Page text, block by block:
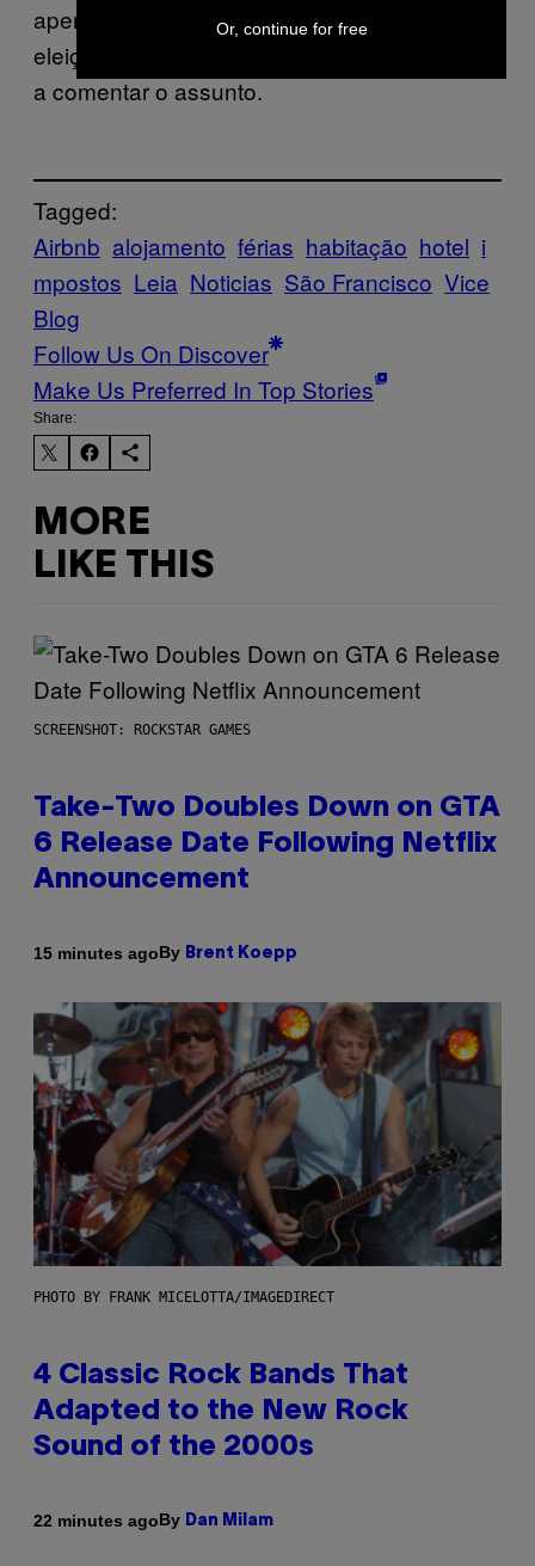
apenas umas semanas antes de uma
eleição tão importante, a empresa negou-se
a comentar o assunto.
Tagged:
Airbnb alojamento férias habitação hotel i
mpostos Leia Noticias São Francisco Vice
Blog
Follow Us On Discover
Make Us Preferred In Top Stories
Share:
MORE
LIKE THIS
SCREENSHOT: ROCKSTAR GAMES
Take-Two Doubles Down on GTA
6 Release Date Following Netflix
Announcement
15 minutes agoBy Brent Koepp
PHOTO BY FRANK MICELOTTA/IMAGEDIRECT
4 Classic Rock Bands That
Adapted to the New Rock
Sound of the 2000s
22 minutes agoBy Dan Milam
Or, continue for free